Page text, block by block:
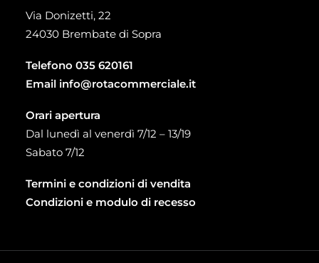
Via Donizetti, 22
24030 Brembate di Sopra
Telefono 035 620161
Email info@rotacommerciale.it
Orari apertura
Dal lunedì al venerdì 7/12 – 13/19
Sabato 7/12
Termini e condizioni di vendita
Condizioni e modulo di recesso